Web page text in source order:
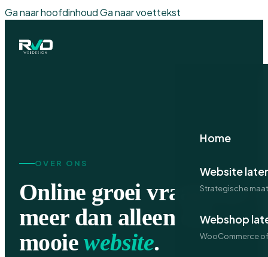
Ga naar hoofdinhoudGa naar voettekst
Home
Website
Strategische
Webshop
WooCommerce
OVER ONS
Online groei vraagt om
meer dan alleen een
mooiewebsite.